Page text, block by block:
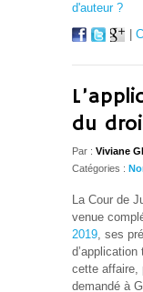
d'auteur ?
du
Par : Viviane
Catégories :
La Cour de
venue
2019, ses
d’application
cette affaire,
demandé à